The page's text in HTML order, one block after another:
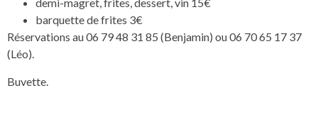
barquette de frites 3€
Réservations au 06 79 48 31 85 (Benjamin) ou 06 70 65 17 37
(Léo).
Buvette.